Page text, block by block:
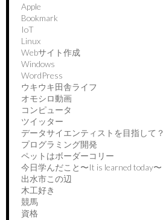
Apple
Bookmark
IoT
Linux
Webサイト作成
Windows
WordPress
ウキウキ田舎ライフ
オモシロ動画
コンピュータ
ツイッター
データサイエンティストを目指して？
プログラミング開発
ペットはボーダーコリー
今日学んだこと〜It is learned today〜
出水市この辺
木工好き
競馬
資格